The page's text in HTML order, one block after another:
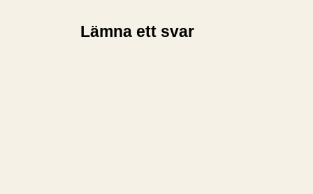
Lämna ett svar